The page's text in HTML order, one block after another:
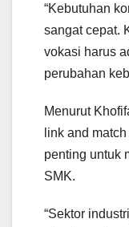
“Kebutuhan
sangat cepat.
vokasi harus
perubahan
Menurut
link and
penting untuk
SMK.
“Sektor